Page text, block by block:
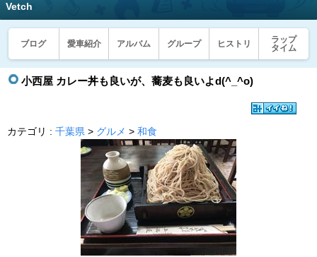
Vetch
ブログ 愛車紹介 アルバム グループ ヒストリ
ラップ
タイム
小西屋 カレー丼も良いが、蕎麦も良いよd(^_^o)
カテゴリ : 千葉県 > グルメ > 和食